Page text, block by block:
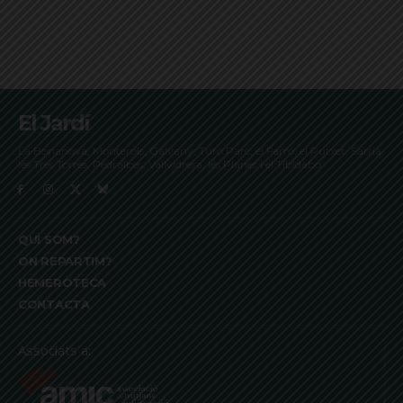
El Jardí
La Bonanova, Monterols, Galvany, Turó Parc, el Farró, el Putxet, Sarrià,
les Tres Torres, Pedralbes, Vallvidrera, les Planes i el Tibidabo
QUI SOM?
ON REPARTIM?
HEMEROTECA
CONTACTA
Associats a: